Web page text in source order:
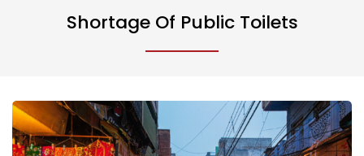
Shortage Of Public Toilets